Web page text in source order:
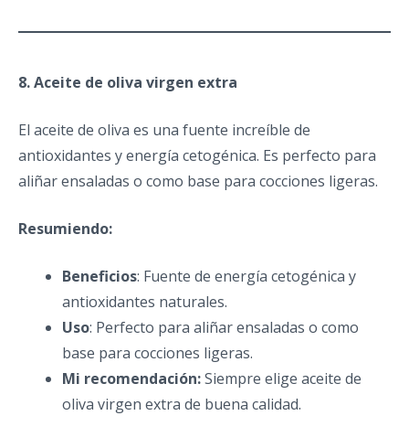
8. Aceite de oliva virgen extra
El aceite de oliva es una fuente increíble de
antioxidantes y energía cetogénica. Es perfecto para
aliñar ensaladas o como base para cocciones ligeras.
Resumiendo:
Beneficios: Fuente de energía cetogénica y
antioxidantes naturales.
Uso: Perfecto para aliñar ensaladas o como
base para cocciones ligeras.
Mi recomendación:Siempre elige aceite de
oliva virgen extra de buena calidad.